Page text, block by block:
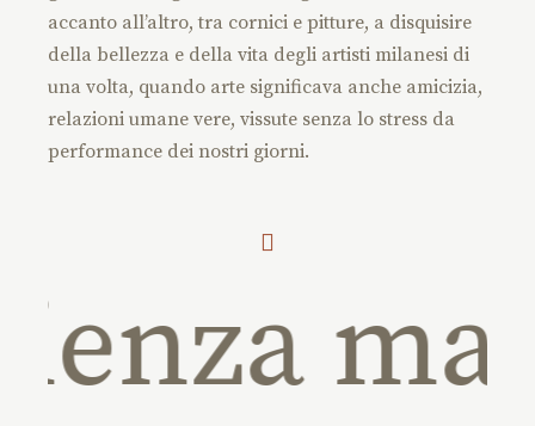
accanto all’altro, tra cornici e pitture, a disquisire
della bellezza e della vita degli artisti milanesi di
una volta, quando arte significava anche amicizia,
relazioni umane vere, vissute senza lo stress da
performance dei nostri giorni.